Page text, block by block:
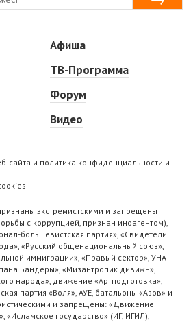
Афиша
ТВ-Программа
Форум
Видео
сайта и политика конфиденциальности и
экстремистскими и запрещены
с коррупцией, признан иноагентом),
большевистская партия», «Свидетели
«Русский общенациональный союз»,
иммиграции», «Правый сектор», УНА-
Бандеры», «Мизантропик дивижн»,
народа», движение «Артподготовка»,
партия «Воля», АУЕ, батальоны «Азов» и
и запрещены: «Движение
«Исламское государство» (ИГ, ИГИЛ),